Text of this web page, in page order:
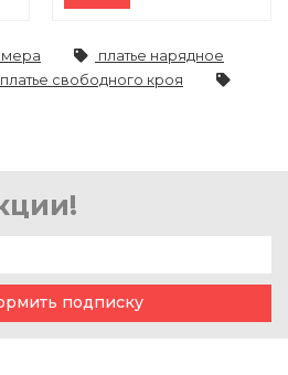
платье нарядное
платье свободного кроя
подписку